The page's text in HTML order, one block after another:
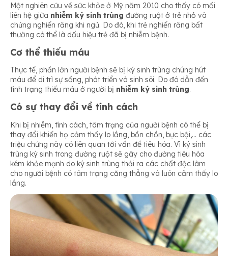
Một nghiên cứu về sức khỏe ở Mỹ năm 2010 cho thấy có mối
liên hệ giữa nhiễm ký sinh trùng đường ruột ở trẻ nhỏ và
chứng nghiến răng khi ngủ. Do đó, khi trẻ nghiến răng bất
thường có thể là dấu hiệu trẻ đã bị nhiễm bệnh.
Cơ thể thiếu máu
Thực tế, phần lớn người bệnh sẽ bị ký sinh trùng chúng hút
máu để di trì sự sống, phát triển và sinh sôi. Do đó dẫn đến
tình trạng thiếu máu ở người bị nhiễm ký sinh trùng.
Có sự thay đổi về tính cách
Khi bị nhiễm, tính cách, tâm trạng của người bệnh có thể bị
thay đổi khiến họ cảm thấy lo lắng, bồn chồn, bực bội,… các
triệu chứng này có liên quan tới vấn đề tiêu hóa. Vì ký sinh
trùng ký sinh trong đường ruột sẽ gây cho đường tiêu hóa
kém khỏe mạnh do ký sinh trùng thải ra các chất độc làm
cho người bệnh có tâm trạng căng thẳng và luôn cảm thấy lo
lắng.